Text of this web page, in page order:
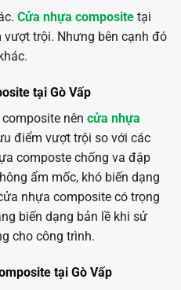
Cửa nhựa composite tại
vượt trội. Nhưng bên cạnh đó
tại Gò Vấp
nên cửa nhựa
điểm vượt trội so với các
composte chống va đập
ẩm mốc, khó biến dạng
nhựa composite có trọng
biến dạng bản lề khi sử
cho công trình.
tại Gò Vấp